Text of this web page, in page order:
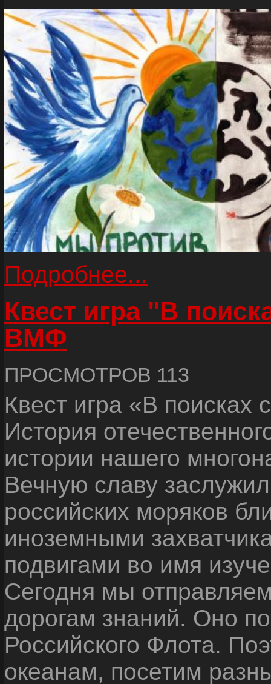
Подробнее...
Квест игра "В
ВМФ
ПРОСМОТРОВ 113
Квест игра «В
История
истории нашего
Вечную славу
российских моряков
иноземными
подвигами во имя
Сегодня мы
дорогам знаний. Оно
Российского Флота.
океанам, посетим